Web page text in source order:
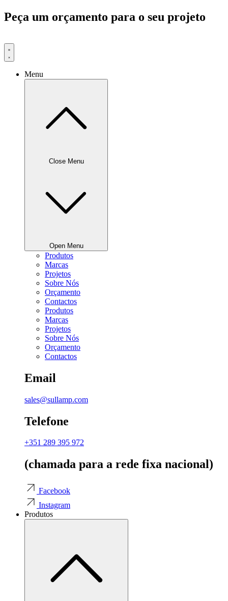
Pular
para
conteúdo
Peça um orçamento para o seu projeto
Menu
Close Menu
Open Menu
Produtos
Marcas
Projetos
Sobre Nós
Orçamento
Contactos
Produtos
Marcas
Projetos
Sobre Nós
Orçamento
Contactos
Email
sales@sullamp.com
Telefone
+351 289 395 972
(chamada para a rede fixa nacional)
Facebook
Instagram
Produtos